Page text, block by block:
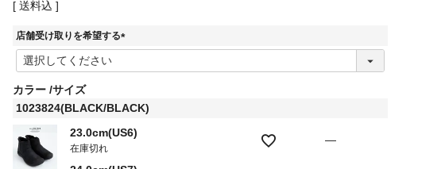
送料込
店舗受け取りを希望する
(
カラー サイズ
1023824(BLACK/BLACK)
23.0cm(US6)
在庫切れ
—